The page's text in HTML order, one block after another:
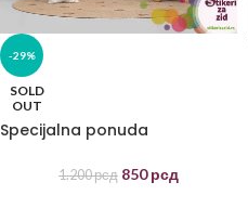
-29%
SOLD
OUT
Specijalna ponuda
1.200рсд 850рсд